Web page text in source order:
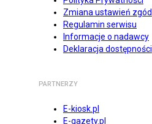
Zmiana ustawień zgód
Regulamin serwisu
Informacje o nadawcy
Deklaracja dostępności
PARTNERZY
E-kiosk.pl
E-gazety.pl